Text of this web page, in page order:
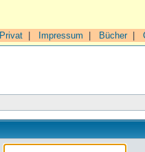
Privat Impressum Bücher|